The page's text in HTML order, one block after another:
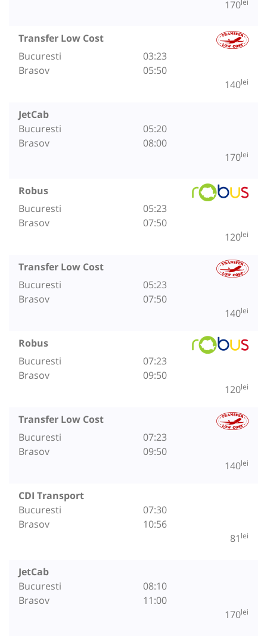
170
Transfer Low Cost
Bucuresti
Brasov
03:23
05:50
140lei
JetCab
Bucuresti
Brasov
05:20
08:00
170lei
Robus
Bucuresti
Brasov
05:23
07:50
120lei
Transfer Low Cost
Bucuresti
Brasov
05:23
07:50
140lei
Robus
Bucuresti
Brasov
07:23
09:50
120lei
Transfer Low Cost
Bucuresti
Brasov
07:23
09:50
140lei
CDI Transport
Bucuresti
Brasov
07:30
10:56
81 lei
JetCab
Bucuresti
Brasov
08:10
11:00
170lei